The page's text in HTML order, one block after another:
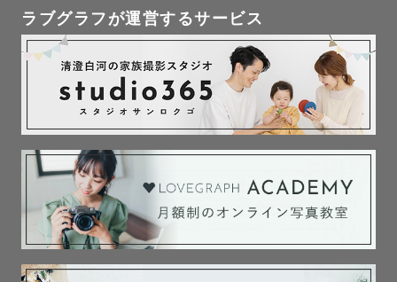
対応可能です。
エリアによっては別途交通費や宿泊費の
ご負担をお願いする場合がございます。
＊日程に関しては×もしくは△でも
撮影可能な場合がございます。
お会いできる日を楽しみにしています🕊️
ラブグラフが運営するサービス